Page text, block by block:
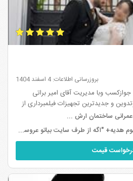
بروزرسانی اطلاعات: 4 اسفند 1404
وبا مدیریت آقای امیر براتی
و جدیدترین تجهیزات فیلمبرداری از
جمله دوربین های سونی آلفا با کیفیت 4k و استابلایزر رونین
ساختمان ارش ...
%10 تخفیف به همراه یک آلبوم هدیه+ "اگه از طرف سایت بیاتو عروسی بیایید تخفیف ویژه خواهید داشت به همراه شاسی 50.70"
قیمت